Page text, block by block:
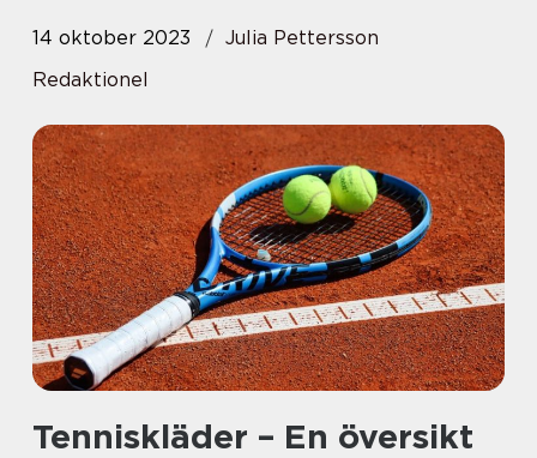
14 oktober 2023
Julia Pettersson
Redaktionel
Tenniskläder – En översikt